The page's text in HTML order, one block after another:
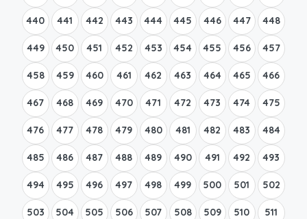
440 441 442 443 444 445 446 447 448
449 450 451 452 453 454 455 456 457
458 459 460 461 462 463 464 465 466
467 468 469 470 471 472 473 474 475
476 477 478 479 480 481 482 483 484
485 486 487 488 489 490 491 492 493
494 495 496 497 498 499 500 501 502
503 504 505 506 507 508 509 510 511